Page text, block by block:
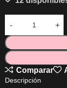
Comparar
Descripción